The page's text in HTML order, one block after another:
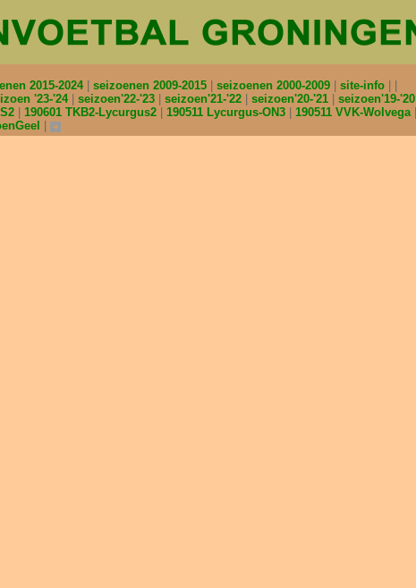
2015-2024 seizoenen 2009-2015 seizoenen 2000-2009
site-info
'23-'24 seizoen'22-'23 seizoen'21-'22 seizoen'20-'21 seizoen'19-'20
190601 TKB2-Lycurgus2 190511 Lycurgus-ON3 190511 VVK-Wolvega